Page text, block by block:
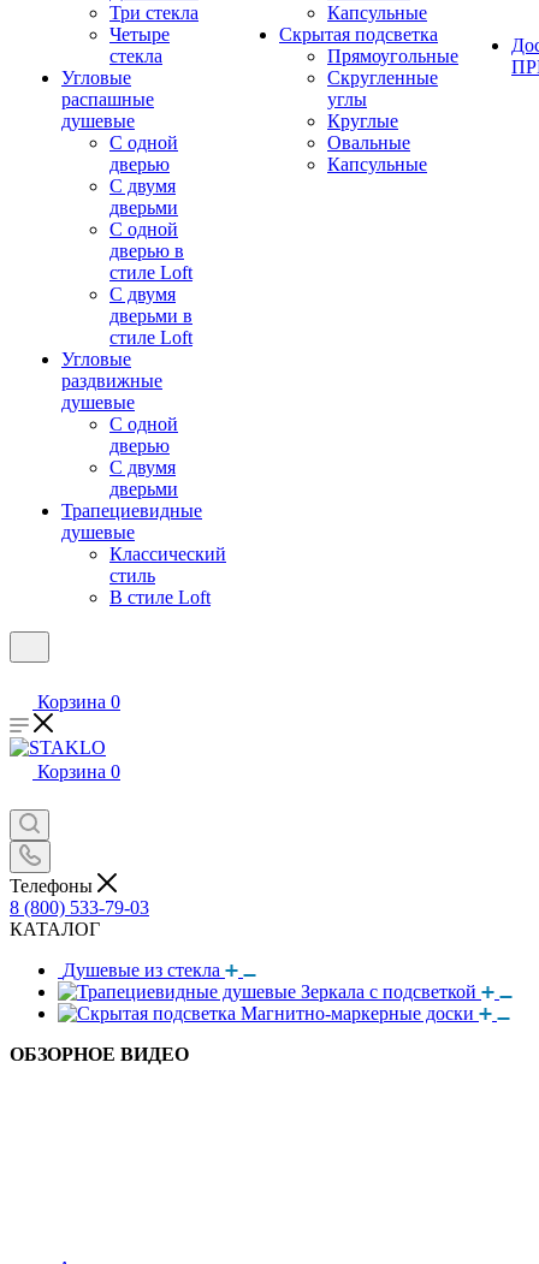
Три стекла
Четыре
стекла
Угловые
распашные
душевые
С одной
дверью
С двумя
дверьми
С одной
дверью в
стиле Loft
С двумя
дверьми в
стиле Loft
Угловые
раздвижные
душевые
С одной
дверью
С двумя
дверьми
Трапециевидные
душевые
Классический
стиль
В стиле Loft
Капсульные
Скрытая подсветка
Прямоугольные
Скругленные
углы
Круглые
Овальные
Капсульные
Корзина 0
Корзина 0
Телефоны
8 (800) 533-79-03
КАТАЛОГ
Душевые из стекла
Зеркала с подсветкой
Магнитно-маркерные доски
ОБЗОРНОЕ ВИДЕО